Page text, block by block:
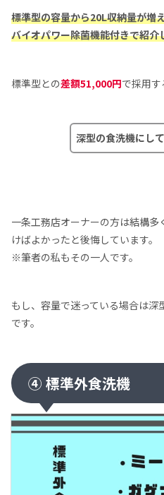
標準型の容量から20L収納量が増
バイオパワー除菌機能付きで紹
標準型との差額51,000円で採用す
深型の食洗機にし
一条工務店オーナーの方は結構
けばよかったと後悔しています。
※筆者の私もその一人です。
もし、容量で迷っている場合は
です。
④ 標準外食洗機